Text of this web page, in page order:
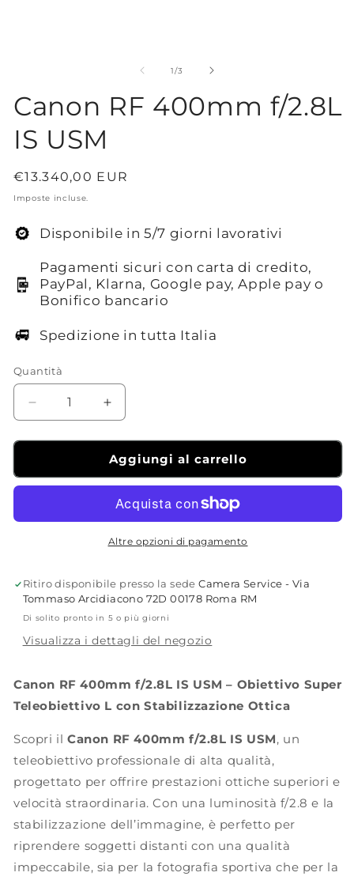
1/su
3
Canon RF 400mm f/2.8L
IS USM
Prezzo
di
€13.340,00 EUR
Imposte incluse.
Disponibile in 5/7 giorni lavorativi
Pagamenti sicuri con carta di credito,
PayPal, Klarna, Google pay, Apple pay o
Bonifico bancario
Spedizione in tutta Italia
Quantità
Diminuisci
quantità
per
RF
IS
Aumenta
quantità
per
Canon
RF
f/2.8L
IS
USM
Aggiungi al carrello
Altre opzioni di pagamento
Ritiro disponibile presso la sedeCamera Service - Via
Tommaso Arcidiacono 72D 00178 Roma RM
Di solito pronto in 5 o più giorni
Visualizza i dettagli del negozio
Canon RF 400mm f/2.8L IS USM – Obiettivo Super
Teleobiettivo L con Stabilizzazione Ottica
Scopri il Canon RF 400mm f/2.8L IS USM, un
teleobiettivo professionale di alta qualità,
progettato per offrire prestazioni ottiche superiori e
velocità straordinaria. Con una luminosità f/2.8 e la
stabilizzazione dell’immagine, è perfetto per
riprendere soggetti distanti con una qualità
impeccabile, sia per la fotografia sportiva che per la